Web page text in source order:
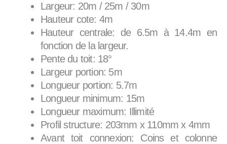
Largeur: 20m / 25m / 30m
Hauteur cote: 4m
Hauteur centrale: de 6.5m à 14.4m en
fonction de la largeur.
Pente du toit: 18°
Largeur portion: 5m
Longueur portion: 5.7m
Longueur minimum: 15m
Longueur maximum: Illimité
Profil structure: 203mm x 110mm x 4mm
Avant toit connexion: Coins et colonne